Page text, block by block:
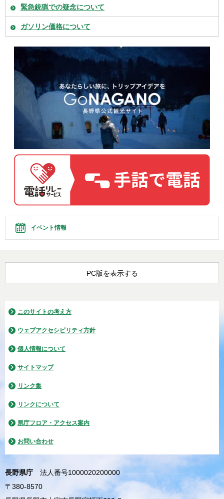
緊急銃猟での疑念について
ガソリン価格について
イベント情報
PC版を表示する
このサイトの考え方
ウェブアクセシビリティ方針
個人情報について
サイトマップ
リンク集
リンクについて
県庁フロア・アクセス案内
お問い合わせ
長野県庁
法人番号1000020200000
〒380-8570